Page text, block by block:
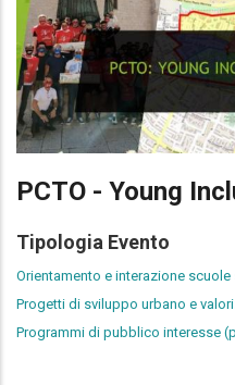
PCTO - Young
Tipologia Evento
Orientamento e interazione scuole
Progetti di sviluppo urbano e
Programmi di pubblico interesse